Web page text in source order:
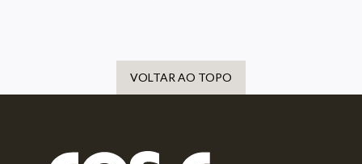
VOLTAR AO TOPO